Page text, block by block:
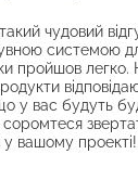
чудовий
системою
пройшов
у вас будуть
у вашому проекті!